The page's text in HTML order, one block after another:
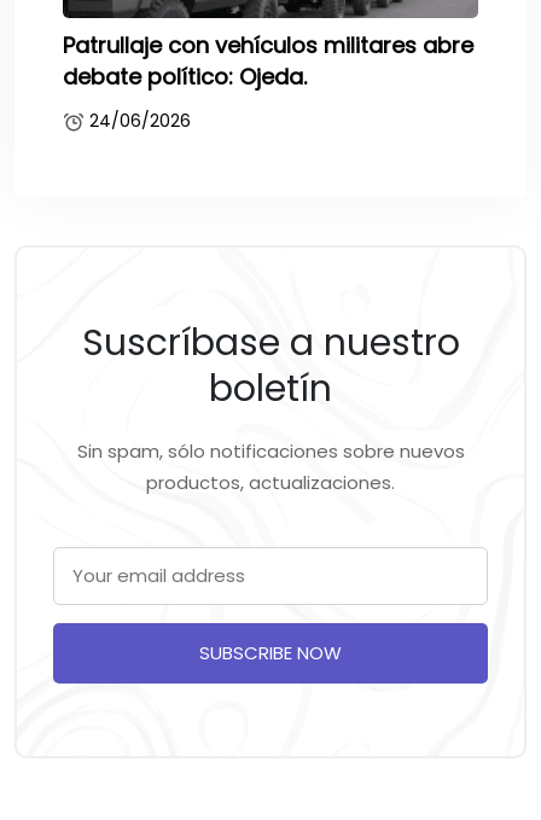
Patrullaje con vehículos militares abre
debate político: Ojeda.
24/06/2026
Suscríbase a nuestro
boletín
Sin spam, sólo notificaciones sobre nuevos
productos, actualizaciones.
SUBSCRIBE NOW